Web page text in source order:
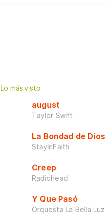
Lo más visto
august
Taylor Swift
La Bondad de Dios
StayInFaith
Creep
Radiohead
Y Que Pasó
Orquesta La Bella Luz